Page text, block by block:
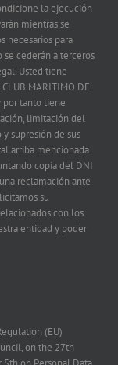
la ejecución
mientras se
necesarios para
cederán a terceros
Usted tiene
MARITIMO DE
por tanto tiene
limitación del
supresión de sus
arriba mencionada
copia del DNI
reclamación ante
su
con los
entidad y poder
(EU)
on the 27th